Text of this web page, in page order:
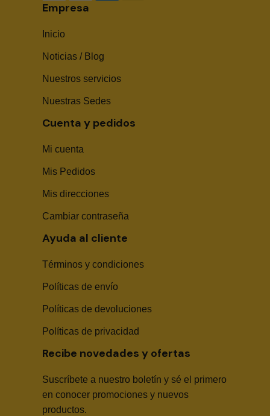
Empresa
Inicio
Noticias / Blog
Nuestros servicios
Nuestras Sedes
Cuenta y pedidos
Mi cuenta
Mis Pedidos
Mis direcciones
Cambiar contraseña
Ayuda al cliente
Términos y condiciones
Políticas de envío
Políticas de devoluciones
Políticas de privacidad
Recibe novedades y ofertas
Suscríbete a nuestro boletín y sé el primero
en conocer promociones y nuevos
productos.
Sika Center AI
🤖